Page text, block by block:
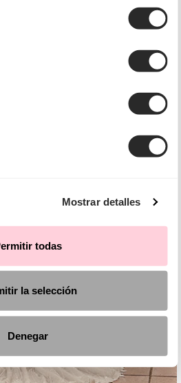
Mostrar detalles
todas
la selección
Denegar